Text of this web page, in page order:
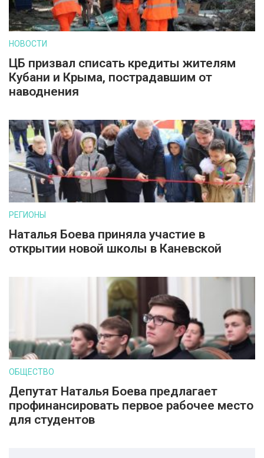
НОВОСТИ
ЦБ призвал списать кредиты жителям
Кубани и Крыма, пострадавшим от
наводнения
РЕГИОНЫ
Наталья Боева приняла участие в
открытии новой школы в Каневской
ОБЩЕСТВО
Депутат Наталья Боева предлагает
профинансировать первое рабочее место
для студентов